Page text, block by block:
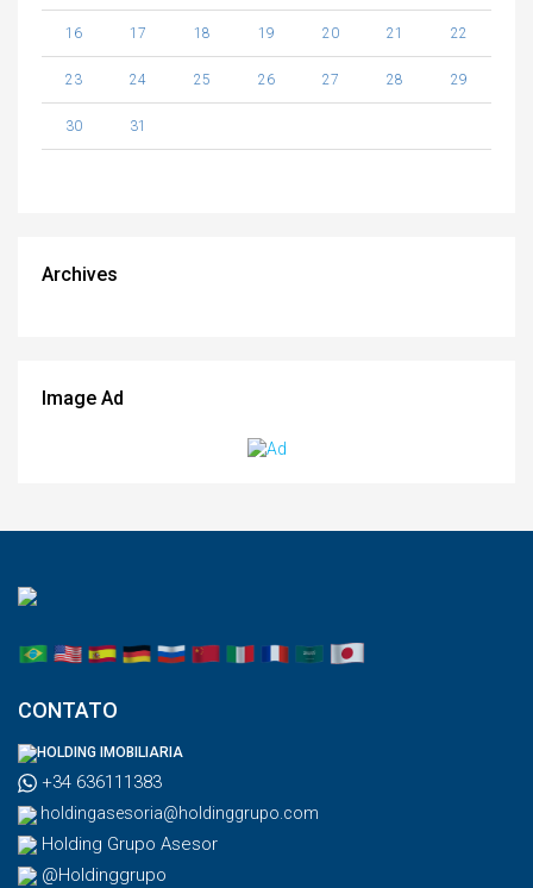
16 17 18 19 20 21 22
23 24 25 26 27 28 29
30 31
Archives
Image Ad
CONTATO
HOLDING IMOBILIARIA
+34 636111383
holdingasesoria@holdinggrupo.com
Holding Grupo Asesor
@Holdinggrupo